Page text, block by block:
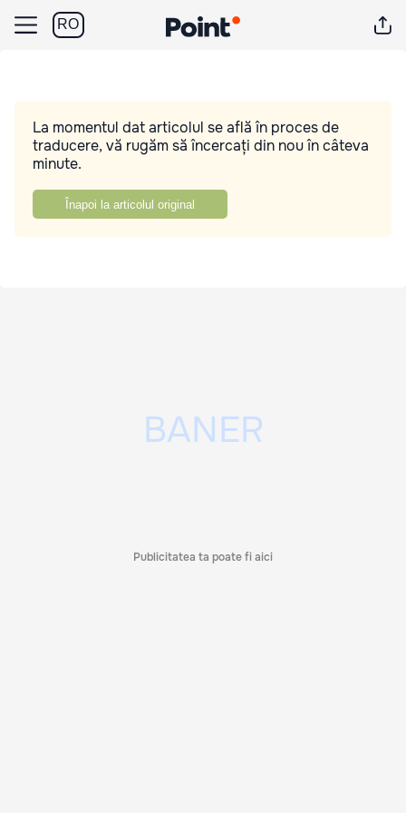
RO
La momentul dat articolul se află în proces de
traducere, vă rugăm să încercați din nou în câteva
minute.
Înapoi la articolul original
Publicitatea ta poate fi aici